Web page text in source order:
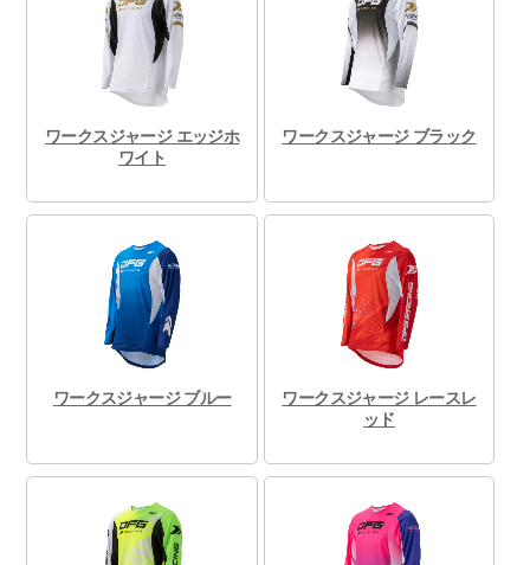
ワークスジャージ エッジホ
ワイト
ワークスジャージ ブラック
ワークスジャージ ブルー
ワークスジャージ レースレ
ッド